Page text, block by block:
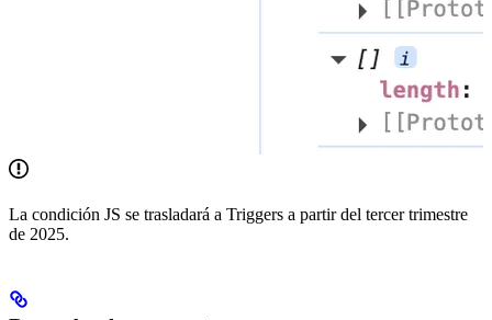
La condición JS se trasladará a Triggers a partir del tercer trimestre
de 2025.